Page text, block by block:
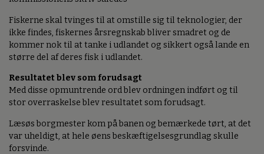
Fiskerne skal tvinges til at omstille sig til teknologier, der
ikke findes, fiskernes årsregnskab bliver smadret og de
kommer nok til at tanke i udlandet og sikkert også lande en
større del af deres fisk i udlandet.
Resultatet blev som forudsagt
Med disse opmuntrende ord blev ordningen indført og til
stor overraskelse blev resultatet som forudsagt.
Læsøs borgmester kom på banen og bemærkede tørt, at det
var uheldigt, at hele øens beskæftigelsesgrundlag skulle
forsvinde.